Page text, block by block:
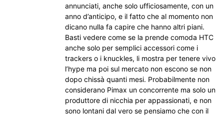
annunciati, anche solo ufficiosamente, con un
anno d’anticipo, e il fatto che al momento non
dicano nulla fa capire che hanno altri piani.
Basti vedere come se la prende comoda HTC
anche solo per semplici accessori come i
trackers o i knuckles, li mostra per tenere vivo
l’hype ma poi sul mercato non escono se non
dopo chissà quanti mesi. Probabilmente non
considerano Pimax un concorrente ma solo un
produttore di nicchia per appassionati, e non
sono lontani dal vero se pensiamo che con il